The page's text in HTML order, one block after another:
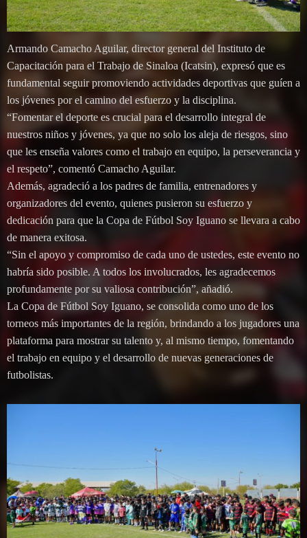
Armando Camacho Aguilar, director general del Instituto de
Capacitación para el Trabajo de Sinaloa (Icatsin), expresó que es
fundamental seguir promoviendo actividades deportivas que guíen a
los jóvenes por el camino del esfuerzo y la disciplina.
“Fomentar el deporte es crucial para el desarrollo integral de
nuestros niños y jóvenes, ya que no solo los aleja de riesgos, sino
que les enseña valores como el trabajo en equipo, la perseverancia y
el respeto”, comentó Camacho Aguilar.
Además, agradeció a los padres de familia, entrenadores y
organizadores del evento, quienes pusieron su esfuerzo y
dedicación para que la Copa de Fútbol Soy Iguano se llevara a cabo
de manera exitosa.
“Sin el apoyo y compromiso de cada uno de ustedes, este evento no
habría sido posible. A todos los involucrados, les agradecemos
profundamente por su valiosa contribución”, añadió.
La Copa de Fútbol Soy Iguano, se consolida como uno de los
torneos más importantes de la región, brindando a los jugadores una
plataforma para mostrar su talento y, al mismo tiempo, fomentando
el trabajo en equipo y el desarrollo de nuevas generaciones de
futbolistas.